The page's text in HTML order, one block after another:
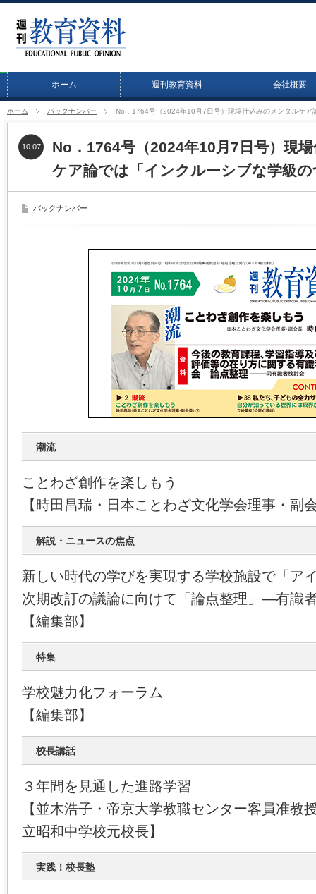
ホーム 週刊教育資料 会社概要
ホーム バックナンバー No．1764号（2024年10月7日号）現場仕込みのメンタルケ
No．1764号（2024年10月7日号）現
ケア論では「インクルーシブな学級
10.07
バックナンバー
潮流
ことわざ創作を楽しもう
【時田昌瑞・日本ことわざ文化学会理事・副
解説・ニュースの焦点
新しい時代の学びを実現する学校施設で「ア
次期改訂の議論に向けて「論点整理」―有識
【編集部】
特集
学校魅力化フォーラム
【編集部】
校長講話
３年間を見通した進路学習
【並木浩子・帝京大学教職センター客員准教
立昭和中学校元校長】
実践！校長塾